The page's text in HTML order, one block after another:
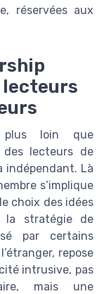
réservées aux
plus loin que
des lecteurs de
indépendant. Là
s’implique
choix des idées
la stratégie de
par certains
repose
intrusive, pas
mais une